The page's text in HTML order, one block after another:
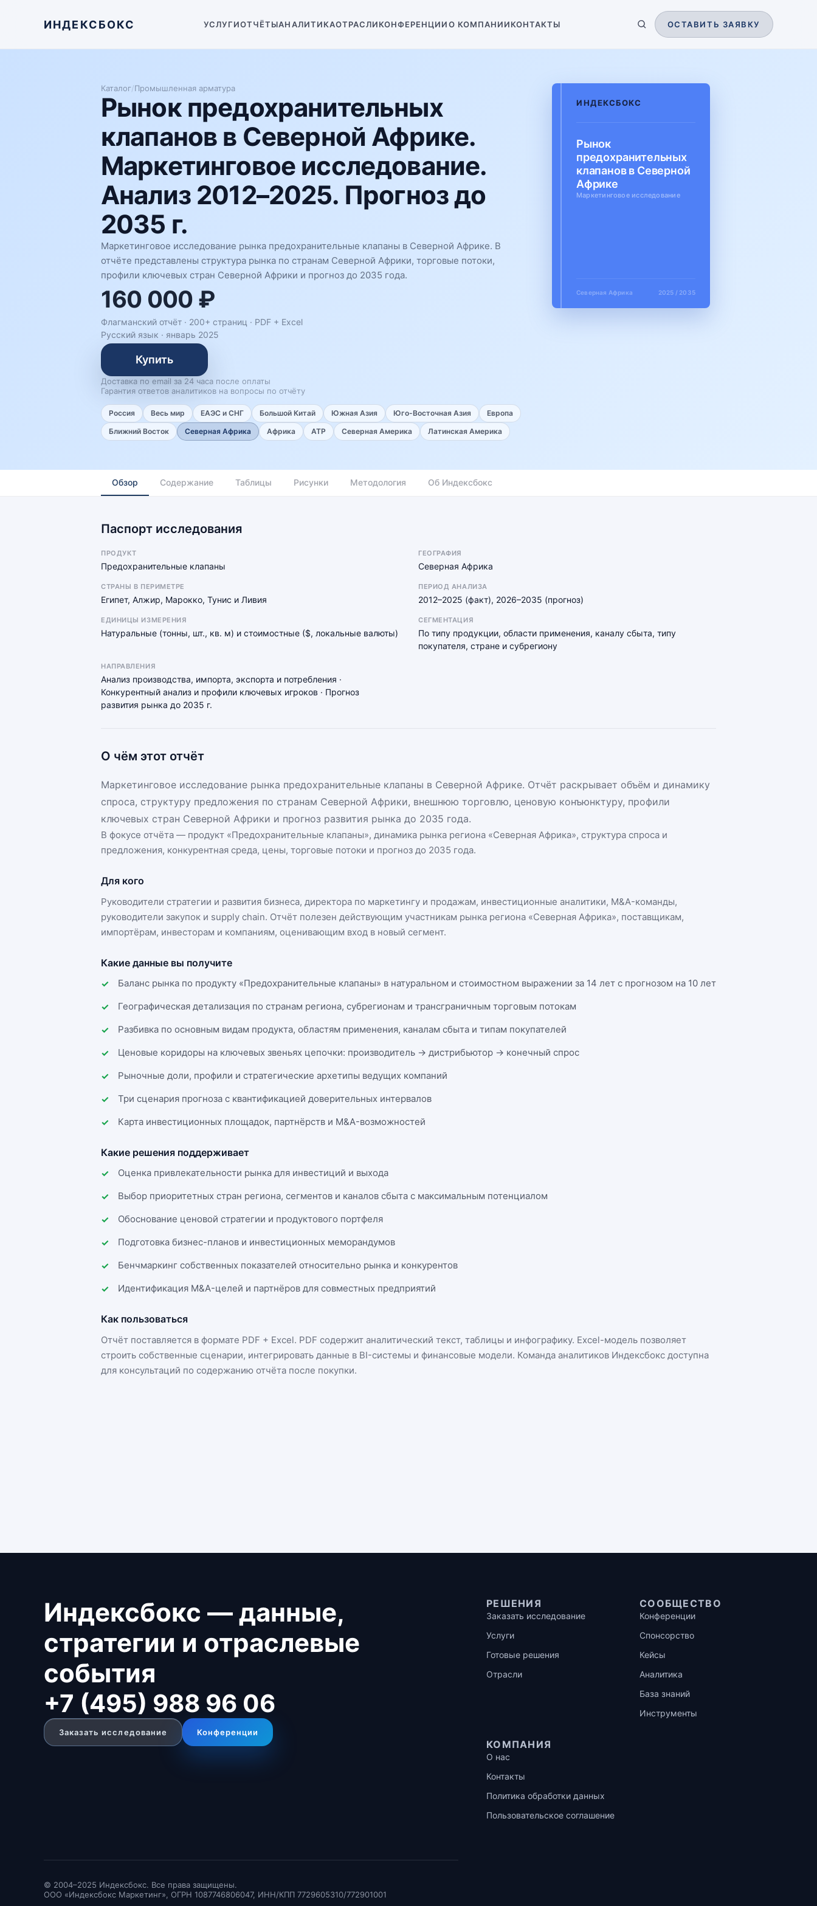
ИНДЕКСБОКС УСЛУГИОТЧЁТЫАНАЛИТИКАОТРАСЛИКОНФЕРЕНЦИИО КОМПАНИИКОНТАКТЫ ОСТАВИТЬ ЗАЯВКУ
Каталог/Промышленная арматура
Рынок предохранительных
клапанов в Северной Африке.
Маркетинговое исследование.
Анализ 2012–2025. Прогноз до
2035 г.
Маркетинговое исследование рынка предохранительные клапаны в Северной Африке. В
отчёте представлены структура рынка по странам Северной Африки, торговые потоки,
профили ключевых стран Северной Африки и прогноз до 2035 года.
160 000 ₽
Флагманский отчёт · 200+ страниц · PDF + Excel
Русский язык · январь 2025
Купить
Доставка по email за 24 часа после оплаты
Гарантия ответов аналитиков на вопросы по отчёту
Россия Весь мир ЕАЭС и СНГ Большой Китай Южная Азия Юго-Восточная Азия
Европа
Ближний Восток
Северная Африка Африка АТР Северная Америка Латинская Америка
ИНДЕКСБОКС
Рынок
предохранительных
клапанов в Северной
Африке
Маркетинговое исследование
Северная Африка 2025 / 2035
Обзор Содержание Таблицы Рисунки Методология Об Индексбокс
Паспорт исследования
ПРОДУКТ
Предохранительные клапаны
ГЕОГРАФИЯ
Северная Африка
СТРАНЫ В ПЕРИМЕТРЕ
Египет, Алжир, Марокко, Тунис и Ливия
ПЕРИОД АНАЛИЗА
2012–2025 (факт), 2026–2035 (прогноз)
ЕДИНИЦЫ ИЗМЕРЕНИЯ
Натуральные (тонны, шт., кв. м) и стоимостные ($, локальные валюты)
СЕГМЕНТАЦИЯ
По типу продукции, области применения, каналу сбыта, типу
покупателя, стране и субрегиону
НАПРАВЛЕНИЯ
Анализ производства, импорта, экспорта и потребления ·
Конкурентный анализ и профили ключевых игроков · Прогноз
развития рынка до 2035 г.
О чём этот отчёт
Маркетинговое исследование рынка предохранительные клапаны в Северной Африке. Отчёт раскрывает объём и динамику
спроса, структуру предложения по странам Северной Африки, внешнюю торговлю, ценовую конъюнктуру, профили
ключевых стран Северной Африки и прогноз развития рынка до 2035 года.
В фокусе отчёта — продукт «Предохранительные клапаны», динамика рынка региона «Северная Африка», структура спроса и
предложения, конкурентная среда, цены, торговые потоки и прогноз до 2035 года.
Для кого
Руководители стратегии и развития бизнеса, директора по маркетингу и продажам, инвестиционные аналитики, M&A-команды,
руководители закупок и supply chain. Отчёт полезен действующим участникам рынка региона «Северная Африка», поставщикам,
импортёрам, инвесторам и компаниям, оценивающим вход в новый сегмент.
Какие данные вы получите
Баланс рынка по продукту «Предохранительные клапаны» в натуральном и стоимостном выражении за 14 лет с прогнозом на 10 лет
Географическая детализация по странам региона, субрегионам и трансграничным торговым потокам
Разбивка по основным видам продукта, областям применения, каналам сбыта и типам покупателей
Ценовые коридоры на ключевых звеньях цепочки: производитель → дистрибьютор → конечный спрос
Рыночные доли, профили и стратегические архетипы ведущих компаний
Три сценария прогноза с квантификацией доверительных интервалов
Карта инвестиционных площадок, партнёрств и M&A-возможностей
Какие решения поддерживает
Оценка привлекательности рынка для инвестиций и выхода
Выбор приоритетных стран региона, сегментов и каналов сбыта с максимальным потенциалом
Обоснование ценовой стратегии и продуктового портфеля
Подготовка бизнес-планов и инвестиционных меморандумов
Бенчмаркинг собственных показателей относительно рынка и конкурентов
Идентификация M&A-целей и партнёров для совместных предприятий
Как пользоваться
Отчёт поставляется в формате PDF + Excel. PDF содержит аналитический текст, таблицы и инфографику. Excel-модель позволяет
строить собственные сценарии, интегрировать данные в BI-системы и финансовые модели. Команда аналитиков Индексбокс доступна
для консультаций по содержанию отчёта после покупки.
Индексбокс — данные,
стратегии и отраслевые
события
+7 (495) 988 96 06
Заказать исследование Конференции
РЕШЕНИЯ
Заказать исследование
Услуги
Готовые решения
Отрасли
СООБЩЕСТВО
Конференции
Спонсорство
Кейсы
Аналитика
База знаний
Инструменты
КОМПАНИЯ
О нас
Контакты
Политика обработки данных
Пользовательское соглашение
© 2004–2025 Индексбокс. Все права защищены.
ООО «Индексбокс Маркетинг», ОГРН 1087746806047, ИНН/КПП 7729605310/772901001